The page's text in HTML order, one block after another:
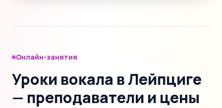
Онлайн-занятия
Уроки вокала в Лейпциге
— преподаватели и цены